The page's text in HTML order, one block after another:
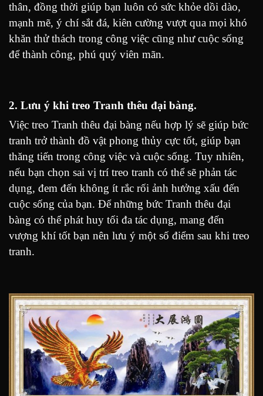
thân, đồng thời giúp bạn luôn có sức khỏe dồi dào,
mạnh mẽ, ý chí sắt đá, kiên cường vượt qua mọi khó
khăn thử thách trong công việc cũng như cuộc sống
để thành công, phú quý viên mãn.
2. Lưu ý khi treo Tranh thêu đại bàng.
Việc treo Tranh thêu đại bàng nếu hợp lý sẽ giúp bức
tranh trở thành đồ vật phong thủy cực tốt, giúp bạn
thăng tiến trong công việc và cuộc sống. Tuy nhiên,
nếu bạn chọn sai vị trí treo tranh có thể sẽ phản tác
dụng, đem đến không ít rắc rối ảnh hưởng xấu đến
cuộc sống của bạn. Để những bức Tranh thêu đại
bàng có thể phát huy tối đa tác dụng, mang đến
vượng khí tốt bạn nên lưu ý một số điểm sau khi treo
tranh.